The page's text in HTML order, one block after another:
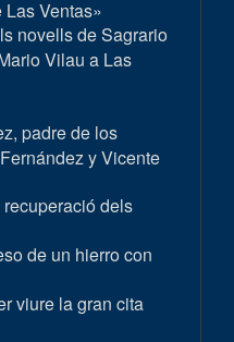
Ventas»
novells de Sagrario
Vilau a Las
padre de los
y Vicente
dels
de un hierro con
viure la gran cita